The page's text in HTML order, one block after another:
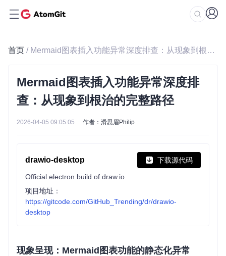
首页 / Mermaid图表插入功能异常深度排查：从现象到根治的完整路径
Mermaid图表插入功能异常深度排
查：从现象到根治的完整路径
2026-04-05 09:05:05 作者：滑思眉Philip
drawio-desktop 下载源代码
Official electron build of draw.io
项目地址：
https://gitcode.com/GitHub_Trending/dr/drawio-
desktop
现象呈现：Mermaid图表功能的静态化异常